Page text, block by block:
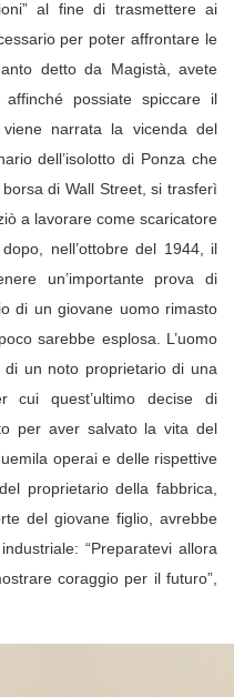
al fine di trasmettere ai
per poter affrontare le
detto da Magistà, avete
possiate spiccare il
narrata la vicenda del
dell’isolotto di Ponza che
di Wall Street, si trasferì
a lavorare come scaricatore
nell’ottobre del 1944, il
un’importante prova di
di un giovane uomo rimasto
sarebbe esplosa. L’uomo
un noto proprietario di una
cui quest’ultimo decise di
per aver salvato la vita del
operai e delle rispettive
proprietario della fabbrica,
del giovane figlio, avrebbe
“Preparatevi allora
coraggio per il futuro”,